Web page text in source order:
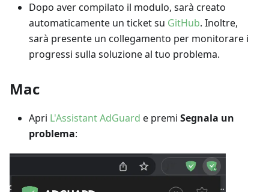
Dopo aver compilato il modulo, sarà creato
automaticamente un ticket su GitHub. Inoltre,
sarà presente un collegamento per monitorare i
progressi sulla soluzione al tuo problema.
Mac
Apri L'Assistant AdGuard e premi Segnala un
problema: